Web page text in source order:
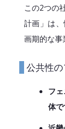
この2つの
計画」は
画期的な事
公共性
フ
体で